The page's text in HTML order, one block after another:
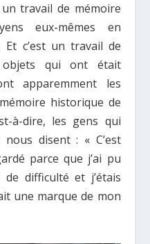
travail de mémoire
eux-mêmes en
Et c’est un travail de
objets qui ont était
apparemment les
historique de
à-dire, les gens qui
disent : « C’est
parce que j’ai pu
de difficulté et j’étais
une marque de mon